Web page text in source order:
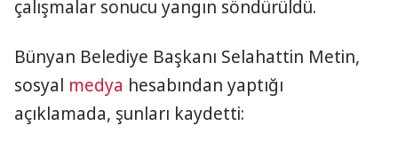
çalışmalar sonucu yangın söndürüldü.
Bünyan Belediye Başkanı Selahattin Metin,
sosyal medya hesabından yaptığı
açıklamada, şunları kaydetti: